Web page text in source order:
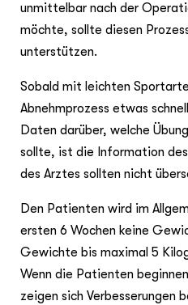
unmittelbar nach der
möchte, sollte diesen
unterstützen.
Sobald mit leichten
Abnehmprozess etwas
Daten darüber, welche
sollte, ist die Information
des Arztes sollten nicht
Den Patienten wird im
ersten 6 Wochen keine
Gewichte bis maximal 5
Wenn die Patienten
zeigen sich Verbesserungen